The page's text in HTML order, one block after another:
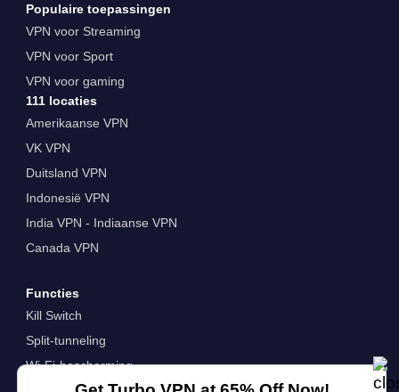
Populaire toepassingen
VPN voor Streaming
VPN voor Sport
VPN voor gaming
111 locaties
Amerikaanse VPN
VK VPN
Duitsland VPN
Indonesië VPN
India VPN - Indiaanse VPN
Canada VPN
Functies
Kill Switch
Split-tunneling
Wi-Fi-bescherming